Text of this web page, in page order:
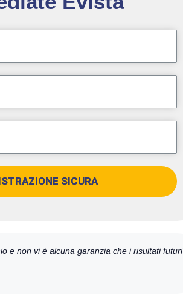
SICURA
e non vi è alcuna garanzia che i risultati futuri